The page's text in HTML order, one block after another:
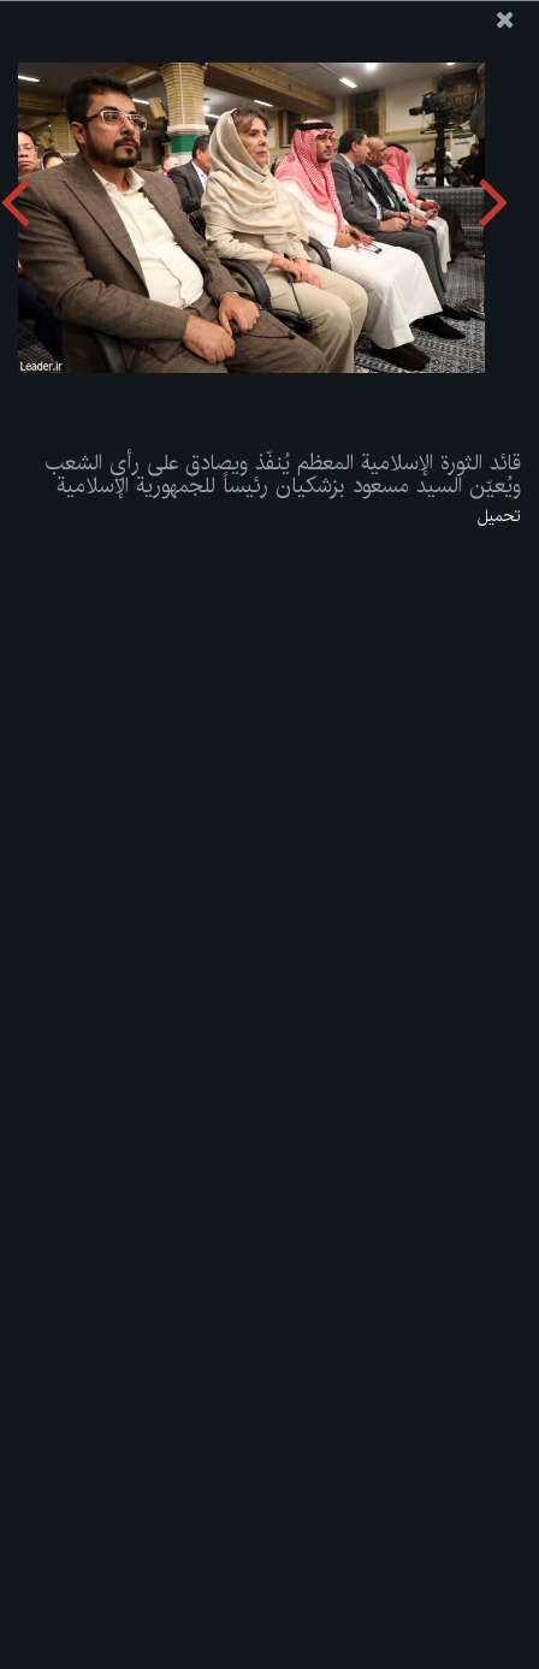
قائد الثورة الإسلامية المعظم يُنفّذ ويصادق على رأي الشعب
ويُعيّن السيد مسعود بزشكيان رئيساً للجمهورية الإسلامية
تحميل الألبوم:zip
قائد الثورة الإسلامية المعظم يُنفّذ ويصادق على رأي الشعب
ويُعيّن السيد مسعود بزشكيان رئيساً للجمهورية الإسلامية
تحميل